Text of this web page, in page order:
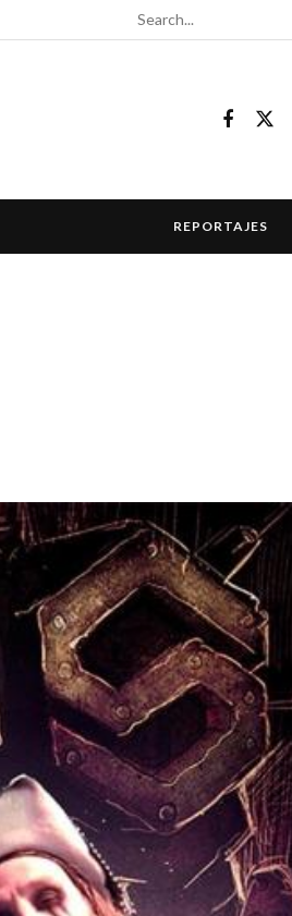
REPORTAJES